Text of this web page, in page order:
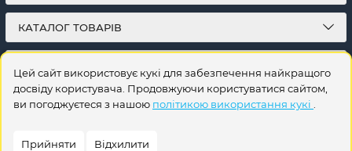
КАТАЛОГ ТОВАРІВ
© 2026 Інтернет-магазин на
Цей сайт використовує кукі для забезпечення найкращого
досвіду користувача. Продовжуючи користуватися сайтом,
ви погоджуєтеся з нашою політикою використання кукі
Прийняти Відхилити